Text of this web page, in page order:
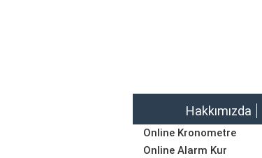
Hakkımızda
Online Kronometre
Online Alarm Kur